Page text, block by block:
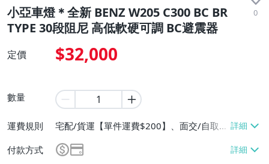
小亞車燈＊全新 BENZ W205 C300 BC BR
TYPE 30段阻尼 高低軟硬可調 BC避震器
0
定價 $32,000
數量
運費規則
宅配/貨運【單件運費$200】、面交/自取/
付款方式